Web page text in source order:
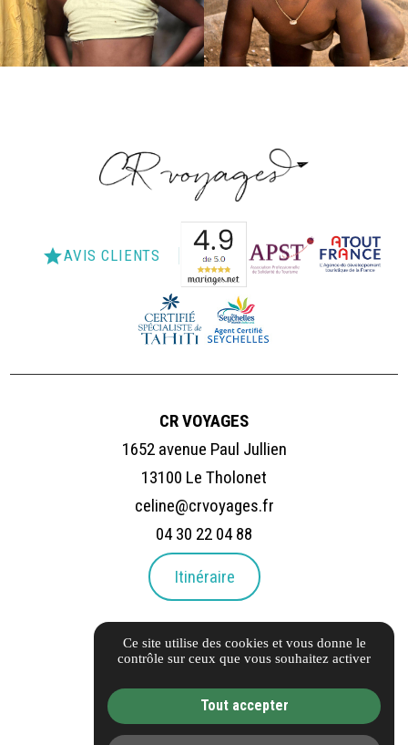
starAVIS CLIENTS
CR VOYAGES
1652 avenue Paul Jullien
13100 Le Tholonet
celine@crvoyages.fr
04 30 22 04 88
Itinéraire
LIENS UTILES
Carnet d'adresses
FAQ
Informations complémentaires
Ce site utilise des cookies et vous donne le
contrôle sur ceux que vous souhaitez activer
Tout accepter